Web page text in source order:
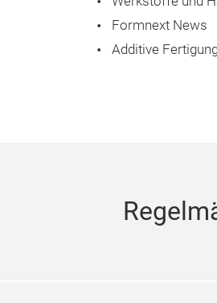
Formnext News
Additive